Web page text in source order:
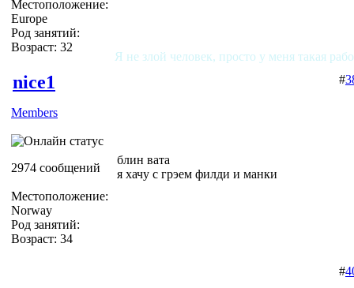
Местоположение:
Europe
Род занятий:
Возраст: 32
Я не злой человек, просто у меня такая
nice1
Members
2974 сообщений
Местоположение:
Norway
Род занятий:
Возраст: 34
#
блин вата
я хачу с грэем филди и манки
#